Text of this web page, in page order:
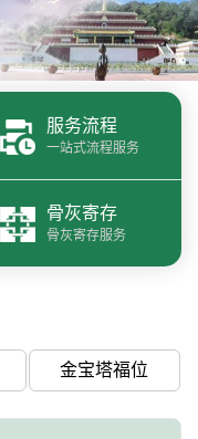
服务流程
一站式流程服务
骨灰寄存
骨灰寄存服务
金宝塔福位